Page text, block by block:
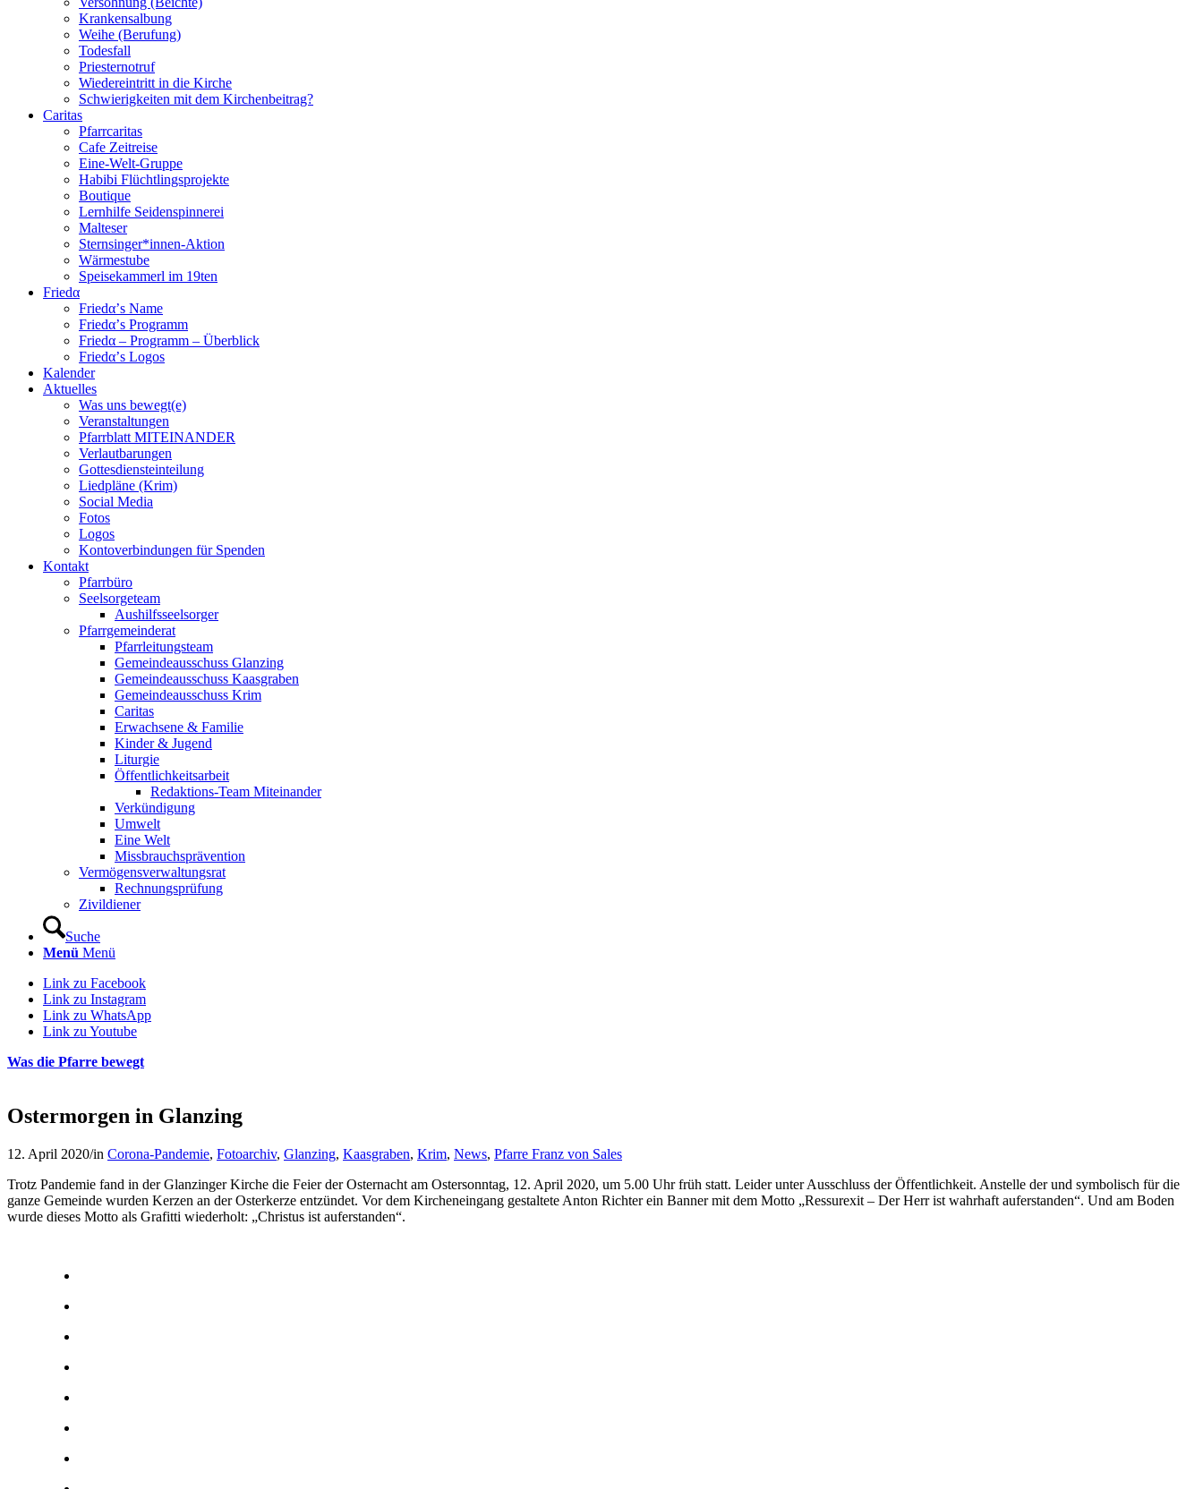
Krankensalbung
Weihe (Berufung)
Todesfall
Priesternotruf
Wiedereintritt in die Kirche
Schwierigkeiten mit dem Kirchenbeitrag?
Caritas
Pfarrcaritas
Cafe Zeitreise
Eine-Welt-Gruppe
Habibi Flüchtlingsprojekte
Boutique
Lernhilfe Seidenspinnerei
Malteser
Sternsinger*innen-Aktion
Wärmestube
Speisekammerl im 19ten
Friedα
Friedα’s Name
Friedα’s Programm
Friedα – Programm – Überblick
Friedα’s Logos
Kalender
Aktuelles
Was uns bewegt(e)
Veranstaltungen
Pfarrblatt MITEINANDER
Verlautbarungen
Gottesdiensteinteilung
Liedpläne (Krim)
Social Media
Fotos
Logos
Kontoverbindungen für Spenden
Kontakt
Pfarrbüro
Seelsorgeteam
Aushilfsseelsorger
Pfarrgemeinderat
Pfarrleitungsteam
Gemeindeausschuss Glanzing
Gemeindeausschuss Kaasgraben
Gemeindeausschuss Krim
Caritas
Erwachsene & Familie
Kinder & Jugend
Liturgie
Öffentlichkeitsarbeit
Redaktions-Team Miteinander
Verkündigung
Umwelt
Eine Welt
Missbrauchsprävention
Vermögensverwaltungsrat
Rechnungsprüfung
Zivildiener
Suche
Menü Menü
Link zu Facebook
Link zu Instagram
Link zu WhatsApp
Link zu Youtube
Was die Pfarre bewegt
Ostermorgen in Glanzing
12. April 2020/in Corona-Pandemie, Fotoarchiv, Glanzing, Kaasgraben, Krim, News, Pfarre Franz von Sales
Trotz Pandemie fand in der Glanzinger Kirche die Feier der Osternacht am Ostersonntag, 12. April 2020, um 5.00 Uhr früh statt. Leider unter Ausschluss der Öffentlichkeit. Anstelle der und symbolisch für die
ganze Gemeinde wurden Kerzen an der Osterkerze entzündet. Vor dem Kircheneingang gestaltete Anton Richter ein Banner mit dem Motto „Ressurexit – Der Herr ist wahrhaft auferstanden“. Und am Boden
wurde dieses Motto als Grafitti wiederholt: „Christus ist auferstanden“.